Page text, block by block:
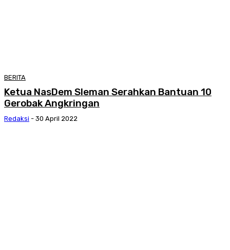
BERITA
Ketua NasDem Sleman Serahkan Bantuan 10
Gerobak Angkringan
Redaksi - 30 April 2022